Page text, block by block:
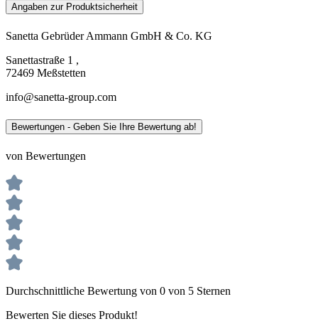
Angaben zur Produktsicherheit
Sanetta Gebrüder Ammann GmbH & Co. KG
Sanettastraße 1 ,
72469 Meßstetten
info@sanetta-group.com
Bewertungen - Geben Sie Ihre Bewertung ab!
von Bewertungen
Durchschnittliche Bewertung von 0 von 5 Sternen
Bewerten Sie dieses Produkt!